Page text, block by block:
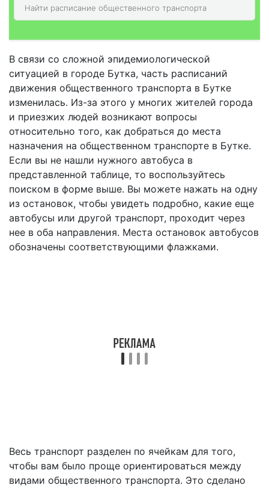
В связи со сложной эпидемиологической
ситуацией в городе Бутка, часть расписаний
движения общественного транспорта в Бутке
изменилась. Из-за этого у многих жителей города
и приезжих людей возникают вопросы
относительно того, как добраться до места
назначения на общественном транспорте в Бутке.
Если вы не нашли нужного автобуса в
представленной таблице, то воспользуйтесь
поиском в форме выше. Вы можете нажать на одну
из остановок, чтобы увидеть подробно, какие еще
автобусы или другой транспорт, проходит через
нее в оба направления. Места остановок автобусов
обозначены соответствующими флажками.
Весь транспорт разделен по ячейкам для того,
чтобы вам было проще ориентироваться между
видами общественного транспорта. Это сделано